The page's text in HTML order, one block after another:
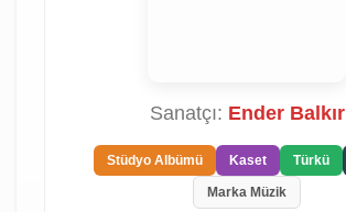
Sanatçı: Ender Balkır
Stüdyo Albümü Kaset Türkü
Marka Müzik